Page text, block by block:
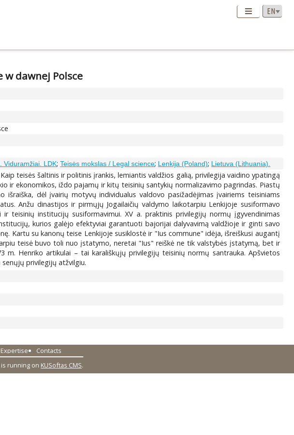
dawnej Polsce
Viduramžiai. LDK;Teisės mokslas / Legal science; Lenkija (Poland); Lietuva (Lithuania).
teisės šaltinis ir politinis įrankis, lemiantis valdžios galią, privilegija vaidino ypatingą
ir ekonomikos, iždo pajamų ir kitų teisinių santykių normalizavimo pagrindas. Piastų
dėl įvairių motyvų individualus valdovo pasižadėjimas įvairiems teisiniams
Anžu dinastijos ir pirmųjų Jogailaičių valdymo laikotarpiu Lenkijoje susiformavo
teisinių institucijų susiformavimui. XV a. praktinis privilegijų normų įgyvendinimas
kurios galėjo efektyviai garantuoti bajorijai dalyvavimą valdžioje ir ginti savo
Kartu su kanonų teise Lenkijoje susiklostė ir "Ius commune" idėja, išreiškusi augantį
teisė buvo toli nuo įstatymo, neretai "Ius" reiškė ne tik valstybės įstatymą, bet ir
Henriko artikulai – tai karališkųjų privilegijų teisinių normų santrauka. Apšvietos
privilegijų atžvilgiu.
Expertise
Contacts
is running on KUSoftas CMS.